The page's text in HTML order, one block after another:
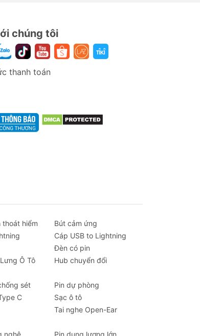
chúng tôi
thanh toán
thoát hiểm
Bút cảm ứng
Cáp USB to Lightning
Đèn có pin
Ô Tô Hub chuyển đổi
sét
Pin dự phòng
C
Sạc ô tô
Tai nghe Open-Ear
nghệ Pin dung lượng lớn